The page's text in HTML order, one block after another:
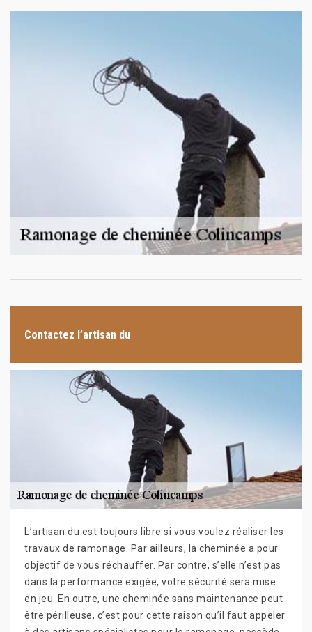
Contactez l’artisan du
L’artisan du est toujours libre si vous voulez réaliser les
travaux de ramonage. Par ailleurs, la cheminée a pour
objectif de vous réchauffer. Par contre, s’elle n’est pas
dans la performance exigée, votre sécurité sera mise
en jeu. En outre, une cheminée sans maintenance peut
être périlleuse, c’est pour cette raison qu’il faut appeler